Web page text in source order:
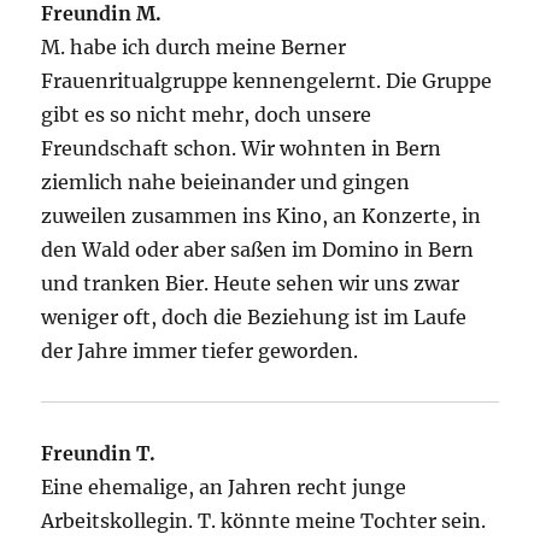
Freundin M.
M. habe ich durch meine Berner
Frauenritualgruppe kennengelernt. Die Gruppe
gibt es so nicht mehr, doch unsere
Freundschaft schon. Wir wohnten in Bern
ziemlich nahe beieinander und gingen
zuweilen zusammen ins Kino, an Konzerte, in
den Wald oder aber saßen im Domino in Bern
und tranken Bier. Heute sehen wir uns zwar
weniger oft, doch die Beziehung ist im Laufe
der Jahre immer tiefer geworden.
Freundin T.
Eine ehemalige, an Jahren recht junge
Arbeitskollegin. T. könnte meine Tochter sein.